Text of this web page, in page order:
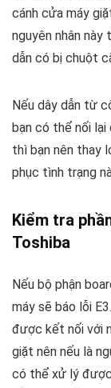
cánh cửa máy
nguyên nhân
dẫn có bị chuột
Nếu dây dẫn từ
bạn có thể nối lại
thì bạn nên thay
phục tình trạng
Kiểm tra
Toshiba
Nếu bộ phận
máy sẽ báo lỗi
được kết nối với
giặt nên nếu là
có thể xử lý